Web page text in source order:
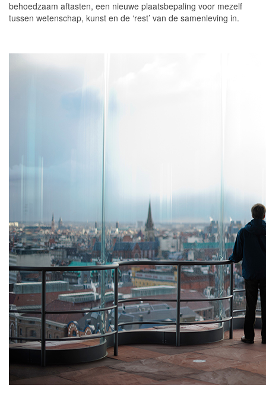
behoedzaam aftasten, een nieuwe plaatsbepaling voor mezelf
tussen wetenschap, kunst en de ‘rest’ van de samenleving in.